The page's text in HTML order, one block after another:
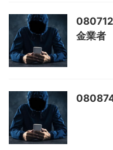
金業者